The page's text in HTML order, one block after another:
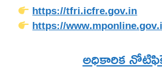
https://tfri.icfre.gov.in
https://
అధికారిక